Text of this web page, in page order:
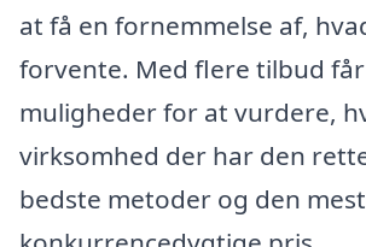
at få en fornemmelse af,
forvente. Med flere tilbud
muligheder for at vurdere,
virksomhed der har den
bedste metoder og den mest